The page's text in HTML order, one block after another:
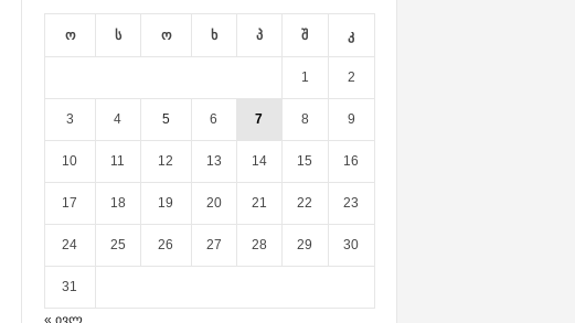
ო ს ო ხ პ შ კ
1 2
3 4 5 6 7 8 9
10 11 12 13 14 15 16
17 18 19 20 21 22 23
24 25 26 27 28 29 30
31